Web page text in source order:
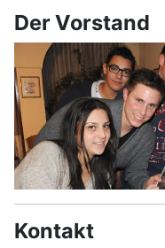
Der Vorstand
Kontakt